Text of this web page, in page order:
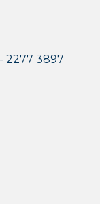
2277 3897